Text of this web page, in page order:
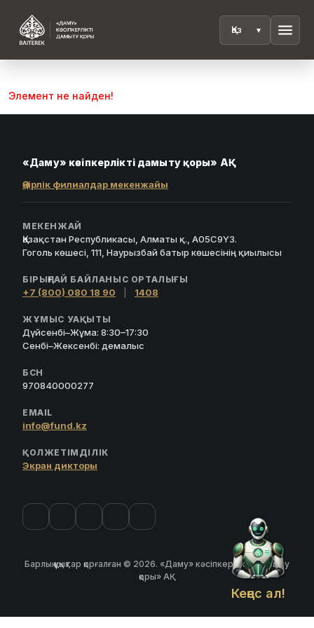
menu
Кеңес ал!
Элемент не найден!
«Даму» кәсіпкерлікті дамыту қоры» АҚ
Өңірлік филиалдар мекенжайы
МЕКЕНЖАЙ
Қазақстан Республикасы, Алматы қ., A05C9Y3.
Гоголь көшесі, 111, Наурызбай батыр көшесінің қиылысы
БІРЫҢҒАЙ БАЙЛАНЫС ОРТАЛЫҒЫ
+7 (800) 080 18 90 1408
ЖҰМЫС УАҚЫТЫ
Дүйсенбі–Жұма: 8:30–17:30
Сенбі–Жексенбі: демалыс
БСН
970840000277
EMAIL
info@fund.kz
ҚОЛЖЕТІМДІЛІК
Экран дикторы
Барлық құқықтар қорғалған © 2026. «Даму» кәсіпкерлікті дамыту
қоры» АҚ